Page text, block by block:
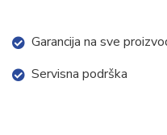
Garancija na sve
Servisna podrška